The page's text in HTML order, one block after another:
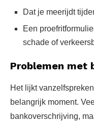
Dat je meerijdt
Een
schade of
Problemen met
Het lijkt
belangrijk moment.
bankoverschrijving,